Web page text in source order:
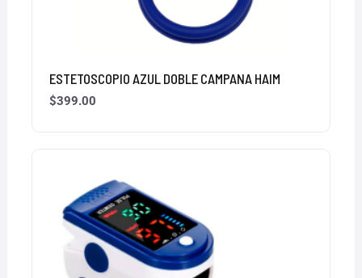
ESTETOSCOPIO AZUL DOBLE CAMPANA HAIM
$399.00